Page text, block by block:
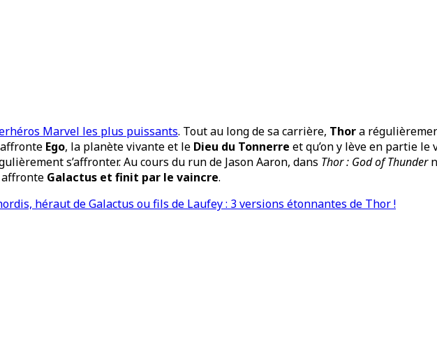
Marvel les plus puissants. Tout au long de sa carrière, Thora
affronte Ego, la planète vivante et le Dieu du Tonnerre et qu’on y lève en partie
s’affronter. Au cours du run de Jason Aaron, dans Thor : God of Thunder
affronte Galactus et finit par le vaincre.
héraut de Galactus ou fils de Laufey : 3 versions étonnantes de Thor !